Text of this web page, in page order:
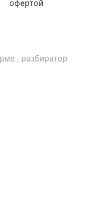
офертой
- разбиратор